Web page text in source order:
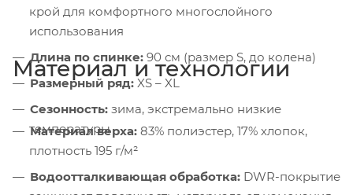
крой для комфортного многослойного
использования
Длина по спинке: 90 см (размер S, до колена)
Размерный ряд: XS – XL
Сезонность: зима, экстремально низкие
температуры
Материал и технологии
Материал верха: 83% полиэстер, 17% хлопок,
плотность 195 г/м²
Водоотталкивающая обработка: DWR-покрытие